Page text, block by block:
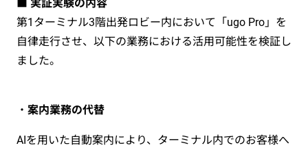
■ 実証実験の内容
第1ターミナル3階出発ロビー内において「ugo Pro」を
自律走行させ、以下の業務における活用可能性を検証し
ました。
・ 案内業務の代替
AIを用いた自動案内により、ターミナル内でのお客様へ